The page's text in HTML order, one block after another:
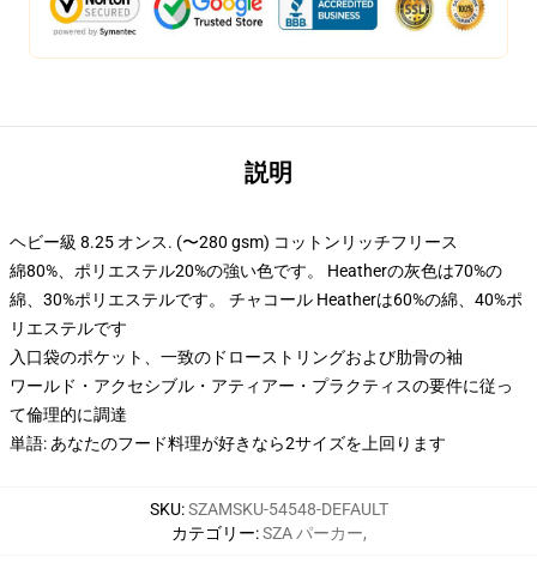
説明
ヘビー級 8.25 オンス. (〜280 gsm) コットンリッチフリース
綿80%、ポリエステル20%の強い色です。 Heatherの灰色は70%の
綿、30%ポリエステルです。 チャコール Heatherは60%の綿、40%ポ
リエステルです
入口袋のポケット、一致のドローストリングおよび肋骨の袖
ワールド・アクセシブル・アティアー・プラクティスの要件に従っ
て倫理的に調達
単語: あなたのフード料理が好きなら2サイズを上回ります
SKU:SZAMSKU-54548-DEFAULT
カテゴリー:SZA パーカー,